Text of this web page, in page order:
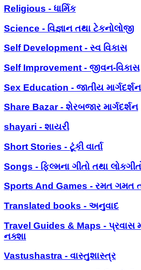
Religious - ધાર્મિક
Science - વિજ્ઞાન તથા ટેકનોલોજી
Self Development - સ્વ વિકાસ
Self Improvement - જીવન-વિકાસ
Sex Education - જાતીય માર્ગદર્શન
Share Bazar - શેરબજાર માર્ગદર્શન
shayari - શાયરી
Short Stories - ટૂંકી વાર્તા
Songs - ફિલ્મના ગીતો તથા
Sports And Games - રમત ગમત
Translated books - અનુવાદ
Travel Guides & Maps - પ્રવાસ
નક્શા
Vastushastra - વાસ્તુશાસ્ત્ર